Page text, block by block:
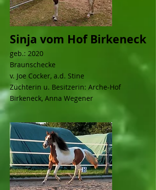
Sinja vom Hof Birkeneck
geb.: 2020
Braunschecke
v. Joe Cocker, a.d. Stine
Züchterin u. Besitzerin: Arche-Hof
Birkeneck, Anna Wegener